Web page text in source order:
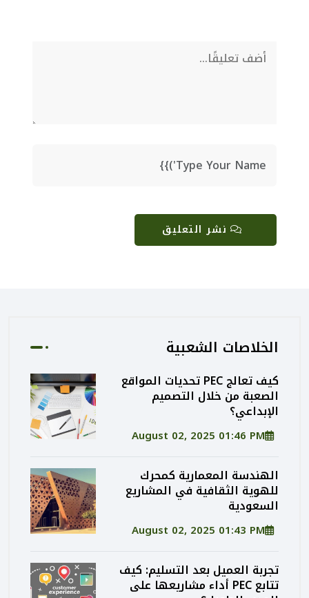
نشر التعليق
الخلاصات الشعبية
كيف تعالج PEC تحديات المواقع
الصعبة من خلال التصميم
الإبداعي؟
August 02, 2025 01:46 PM
الهندسة المعمارية كمحرك
للهوية الثقافية في المشاريع
السعودية
August 02, 2025 01:43 PM
تجربة العميل بعد التسليم: كيف
تتابع PEC أداء مشاريعها على